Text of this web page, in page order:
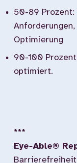
50-89
Optimierung
90-100
optimiert.
***
Eye-Able®